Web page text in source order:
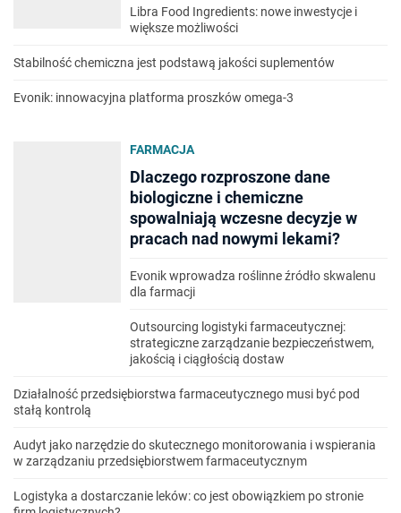
Libra Food Ingredients: nowe inwestycje i
większe możliwości
Stabilność chemiczna jest podstawą jakości suplementów
Evonik: innowacyjna platforma proszków omega-3
FARMACJA
Dlaczego rozproszone dane
biologiczne i chemiczne
spowalniają wczesne decyzje w
pracach nad nowymi lekami?
Evonik wprowadza roślinne źródło skwalenu
dla farmacji
Outsourcing logistyki farmaceutycznej:
strategiczne zarządzanie bezpieczeństwem,
jakością i ciągłością dostaw
Działalność przedsiębiorstwa farmaceutycznego musi być pod
stałą kontrolą
Audyt jako narzędzie do skutecznego monitorowania i wspierania
w zarządzaniu przedsiębiorstwem farmaceutycznym
Logistyka a dostarczanie leków: co jest obowiązkiem po stronie